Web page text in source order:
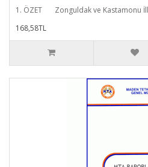
1. ÖZET Zonguldak ve Kastamonu
168,58TL